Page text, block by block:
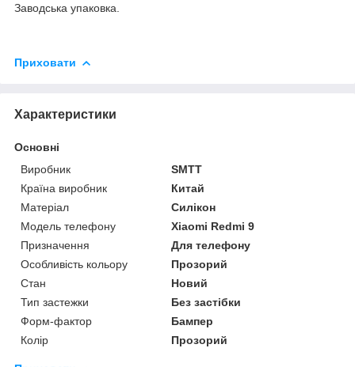
Заводська упаковка.
Приховати
Характеристики
Основні
Виробник
SMTT
Країна виробник
Китай
Матеріал
Силікон
Модель телефону
Xiaomi Redmi 9
Призначення
Для телефону
Особливість кольору
Прозорий
Стан
Новий
Тип застежки
Без застібки
Форм-фактор
Бампер
Колір
Прозорий